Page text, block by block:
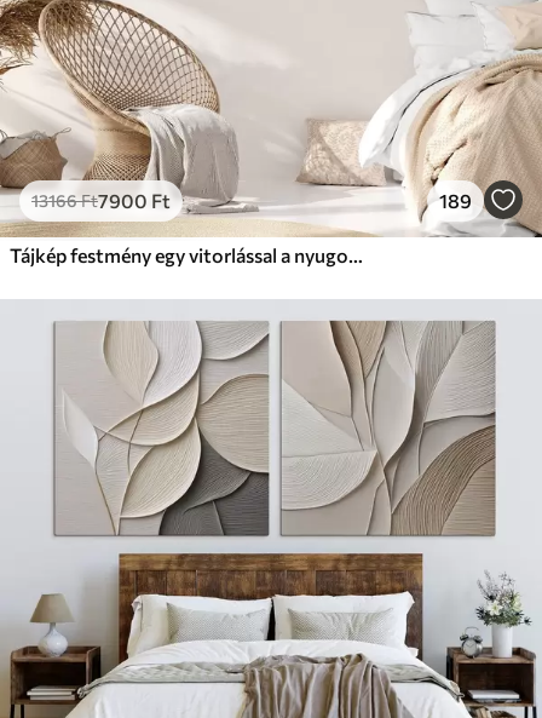
13166Ft7900 Ft 189
Tájkép festmény egy vitorlással a nyugodt tengeren, narancssárga és sárga égbolt, távoli hegyek